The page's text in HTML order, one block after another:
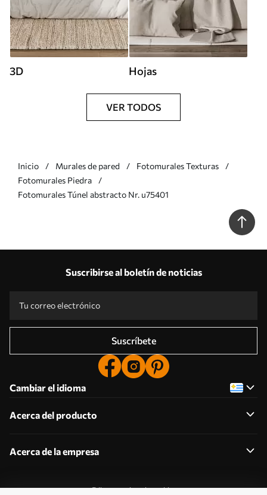
3D Hojas
VER TODOS
Inicio Murales de pared
Fotomurales Texturas
Fotomurales Piedra
Fotomurales Túnel abstracto Nr. u75401
Suscribirse al boletín de noticias
Suscríbete
Cambiar el idioma
Acerca del producto
Acerca de la empresa
Editar permisos de cookies